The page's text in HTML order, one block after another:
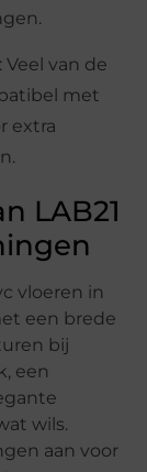
van de
met
extra
LAB21
vloeren in
een brede
bij
een
wils.
aan voor